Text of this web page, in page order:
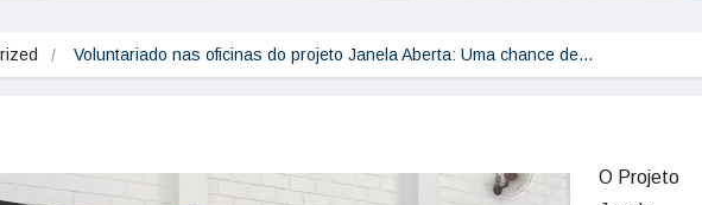
Voluntariado nas oficinas do projeto Janela Aberta: Uma chance de…
O Projeto